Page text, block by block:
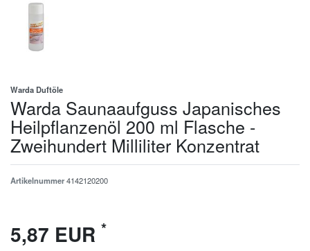
Warda Duftöle
Warda Saunaaufguss Japanisches
Heilpflanzenöl 200 ml Flasche -
Zweihundert Milliliter Konzentrat
Artikelnummer4142120200
5,87 EUR *